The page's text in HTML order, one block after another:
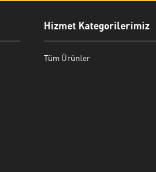
Hizmet Kategorilerimiz
Tüm Ürünler